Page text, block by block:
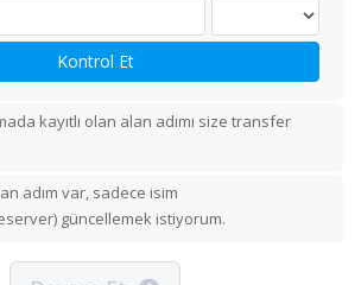
Kontrol Et
kayıtlı olan alan adımı size transfer
adım var, sadece isim
güncellemek istiyorum.